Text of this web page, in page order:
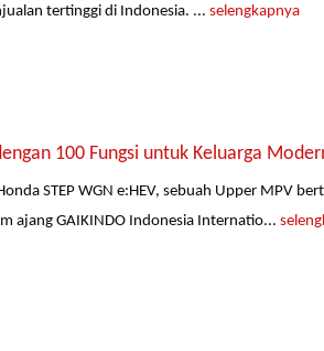
tertinggi di Indonesia. ... selengkapnya
100 Fungsi untuk Keluarga
STEP WGN e:HEV, sebuah Upper MPV
ajang GAIKINDO Indonesia Internatio...